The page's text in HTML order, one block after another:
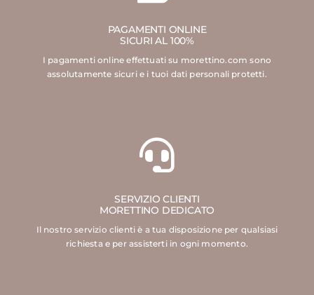
PAGAMENTI ONLINE
SICURI AL 100%
I pagamenti online effettuati su morettino.com sono
assolutamente sicuri e i tuoi dati personali protetti.
SERVIZIO CLIENTI
MORETTINO DEDICATO
Il nostro servizio clienti è a tua disposizione per qualsiasi
richiesta e per assisterti in ogni momento.